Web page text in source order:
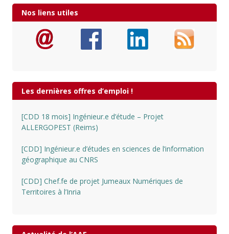
Nos liens utiles
Les dernières offres d’emploi !
[CDD 18 mois] Ingénieur.e d’étude – Projet
ALLERGOPEST (Reims)
[CDD] Ingénieur.e d’études en sciences de l’information
géographique au CNRS
[CDD] Chef.fe de projet Jumeaux Numériques de
Territoires à l’Inria